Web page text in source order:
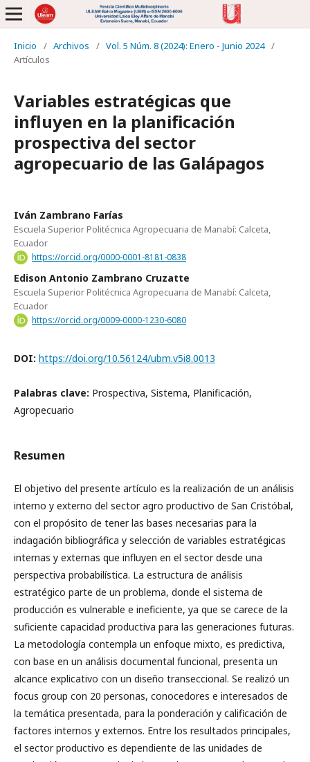
Inicio / Archivos / Vol. 5 Núm. 8 (2024): Enero - Junio 2024 /
Artículos
Variables estratégicas que
influyen en la planificación
prospectiva del sector
agropecuario de las Galápagos
Iván Zambrano Farías
Escuela Superior Politécnica Agropecuaria de Manabí: Calceta,
Ecuador
https://orcid.org/0000-0001-8181-0838
Edison Antonio Zambrano Cruzatte
Escuela Superior Politécnica Agropecuaria de Manabí: Calceta,
Ecuador
https://orcid.org/0009-0000-1230-6080
DOI: https://doi.org/10.56124/ubm.v5i8.0013
Palabras clave: Prospectiva, Sistema, Planificación,
Agropecuario
Resumen
El objetivo del presente artículo es la realización de un análisis
interno y externo del sector agro productivo de San Cristóbal,
con el propósito de tener las bases necesarias para la
indagación bibliográfica y selección de variables estratégicas
internas y externas que influyen en el sector desde una
perspectiva probabilística. La estructura de análisis
estratégico parte de un problema, donde el sistema de
producción es vulnerable e ineficiente, ya que se carece de la
suficiente capacidad productiva para las generaciones futuras.
La metodología contempla un enfoque mixto, es predictiva,
con base en un análisis documental funcional, presenta un
alcance explicativo con un diseño transeccional. Se realizó un
focus group con 20 personas, conocedores e interesados de
la temática presentada, para la ponderación y calificación de
factores internos y externos. Entre los resultados principales,
el sector productivo es dependiente de las unidades de